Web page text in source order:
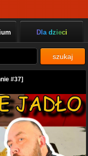
Dla dzieci
szukaj
#37]